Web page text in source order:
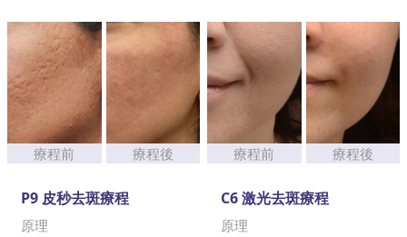
療程前 療程後 療程前 療程後
P9 皮秒去斑療程
原理
C6 激光去斑療程
原理